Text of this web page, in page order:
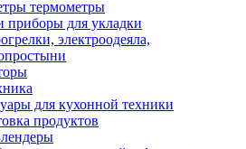
термометры
для укладки
электроодеяла,
для кухонной техники
продуктов